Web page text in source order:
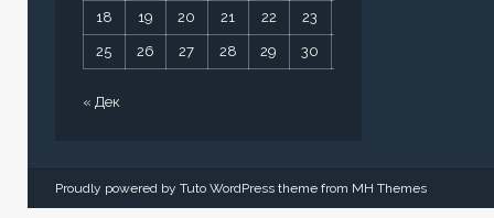
18 19 20 21 22 23
25 26 27 28 29 30
« Дек
Proudly powered by Tuto WordPress theme from MH Themes